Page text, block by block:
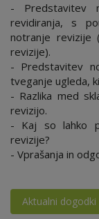
- Predstavitev
revidiranja, s
notranje revizije
revizije).
- Predstavitev
tveganje ugleda,
- Razlika med
revizijo.
- Kaj so lahko
revizije?
- Vprašanja in
Aktualni dogodki